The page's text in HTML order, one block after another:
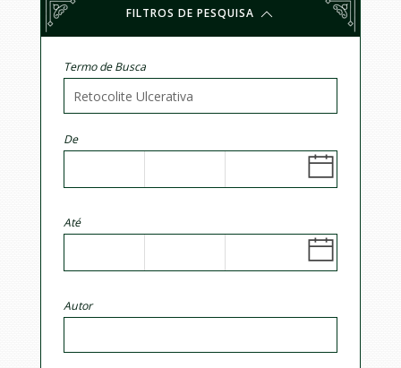
FILTROS DE PESQUISA
Termo de Busca
De
Até
Autor